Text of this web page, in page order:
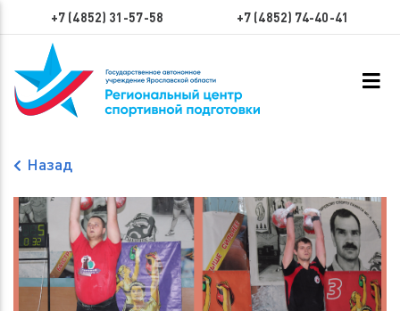
+7 (4852) 31-57-58 +7 (4852) 74-40-41
Назад